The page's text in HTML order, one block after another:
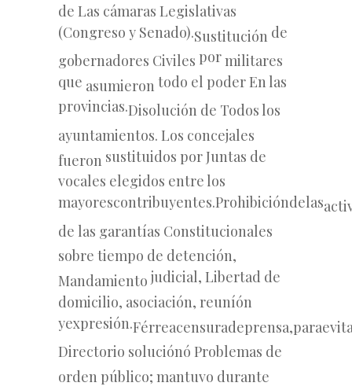
de Las cámaras Legislativas
(Congreso y Senado).Sustitución de
gobernadores Civiles pormilitares
que asumieron todo el poder En las
provincias.Disolución de Todos los
ayuntamientos. Los concejales
fueron sustituidos por Juntas de
vocales elegidos entre los
mayorescontribuyentes.Prohibicióndelas
de las garantías Constitucionales
sobre tiempo de detención,
Mandamientojudicial, Libertad de
domicilio, asociación, reuníón
yexpresión.Férreacensuradeprensa,para
Directorio soluciónó Problemas de
orden público; mantuvo durante